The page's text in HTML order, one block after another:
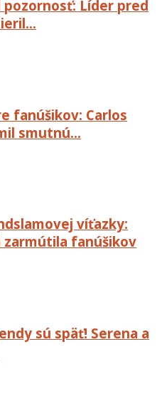
Líder pred
fanúšikov: Carlos
smutnú…
víťazky:
zarmútila fanúšikov
sú späť! Serena a